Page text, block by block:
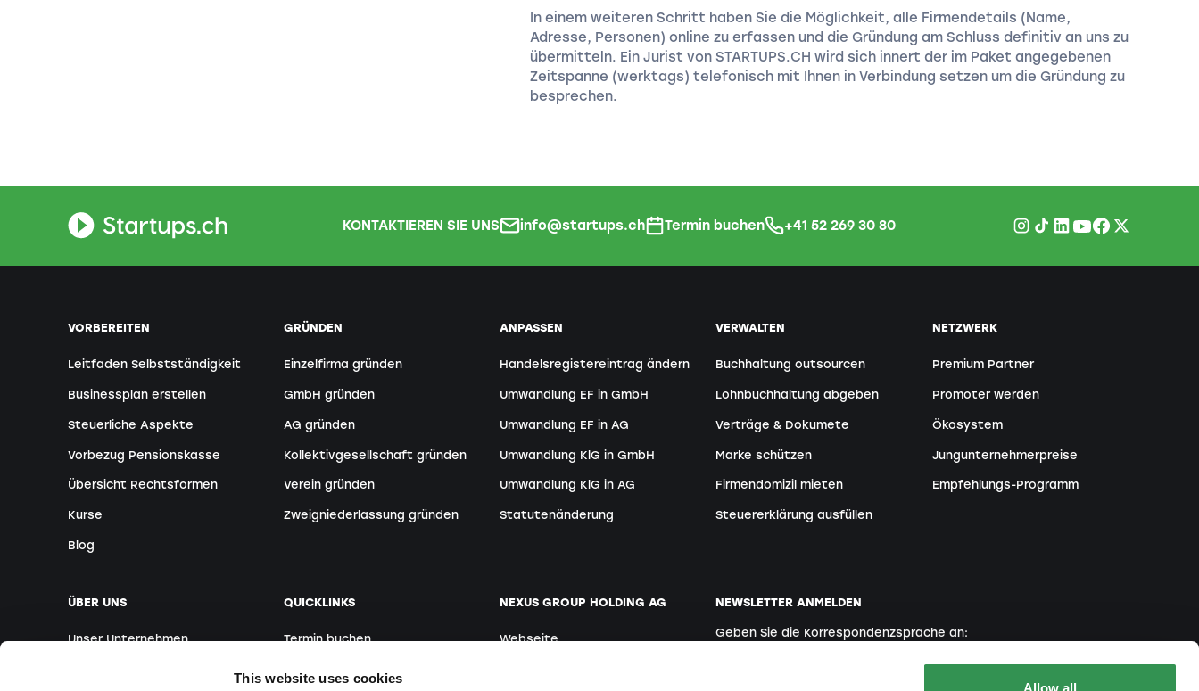
This website uses cookies
Allow all
In einem weiteren Schritt haben Sie die Möglichkeit, alle Firmendetails (Name,
Adresse, Personen) online zu erfassen und die Gründung am Schluss definitiv an uns zu
übermitteln. Ein Jurist von STARTUPS.CH wird sich innert der im Paket angegebenen
Zeitspanne (werktags) telefonisch mit Ihnen in Verbindung setzen um die Gründung zu
besprechen.
KONTAKTIEREN SIE UNS info@startups.ch Termin buchen +41 52 269 30 80
VORBEREITEN
Leitfaden Selbstständigkeit
Businessplan erstellen
Steuerliche Aspekte
Vorbezug Pensionskasse
Übersicht Rechtsformen
Kurse
Blog
GRÜNDEN
Einzelfirma gründen
GmbH gründen
AG gründen
Kollektivgesellschaft gründen
Verein gründen
Zweigniederlassung gründen
ANPASSEN
Handelsregistereintrag ändern
Umwandlung EF in GmbH
Umwandlung EF in AG
Umwandlung KlG in GmbH
Umwandlung KlG in AG
Statutenänderung
VERWALTEN
Buchhaltung outsourcen
Lohnbuchhaltung abgeben
Verträge & Dokumete
Marke schützen
Firmendomizil mieten
Steuererklärung ausfüllen
NETZWERK
Premium Partner
Promoter werden
Ökosystem
Jungunternehmerpreise
Empfehlungs-Programm
ÜBER UNS
Unser Unternehmen
QUICKLINKS
Termin buchen
NEXUS GROUP HOLDING AG
Webseite
NEWSLETTER ANMELDEN
Geben Sie die Korrespondenzsprache an: